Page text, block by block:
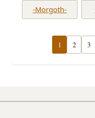
-Morgoth-
1 2 3